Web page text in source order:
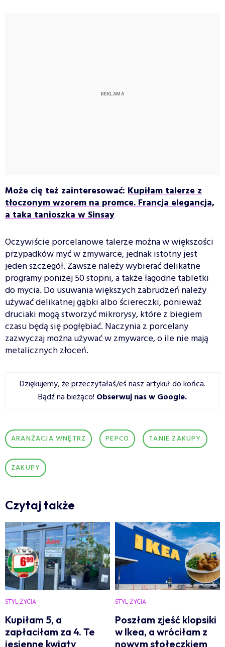
Może cię też zainteresować: Kupiłam talerze z
tłoczonym wzorem na promce. Francja elegancja,
a taka tanioszka w Sinsay
Oczywiście porcelanowe talerze można w większości
przypadków myć w zmywarce, jednak istotny jest
jeden szczegół. Zawsze należy wybierać delikatne
programy poniżej 50 stopni, a także łagodne tabletki
do mycia. Do usuwania większych zabrudzeń należy
używać delikatnej gąbki albo ściereczki, ponieważ
druciaki mogą stworzyć mikrorysy, które z biegiem
czasu będą się pogłębiać. Naczynia z porcelany
zazwyczaj można używać w zmywarce, o ile nie mają
metalicznych złoceń.
Dziękujemy, że przeczytałaś/eś nasz artykuł do końca.
Bądź na bieżąco! Obserwuj nas w Google.
ARANŻACJA WNĘTRZ PEPCO TANIE ZAKUPY
ZAKUPY
Czytaj także
STYL ŻYCIA
Kupiłam 5, a
zapłaciłam za 4. Te
jesienne kwiaty
STYL ŻYCIA
Poszłam zjeść klopsiki
w Ikea, a wróciłam z
nowym stołeczkiem